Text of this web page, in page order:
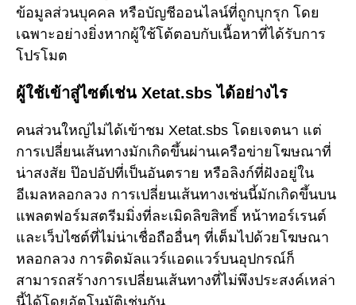
ข้อมูลส่วนบุคคล หรือบัญชีออนไลน์ที่ถูกบุกรุก โดย
เฉพาะอย่างยิ่งหากผู้ใช้โต้ตอบกับเนื้อหาที่ได้รับการ
โปรโมต
ผู้ใช้เข้าสู่ไซต์เช่น Xetat.sbs ได้อย่างไร
คนส่วนใหญ่ไม่ได้เข้าชม Xetat.sbs โดยเจตนา แต่
การเปลี่ยนเส้นทางมักเกิดขึ้นผ่านเครือข่ายโฆษณาที่
น่าสงสัย ป๊อปอัปที่เป็นอันตราย หรือลิงก์ที่ฝังอยู่ใน
อีเมลหลอกลวง การเปลี่ยนเส้นทางเช่นนี้มักเกิดขึ้นบน
แพลตฟอร์มสตรีมมิ่งที่ละเมิดลิขสิทธิ์ หน้าทอร์เรนต์
และเว็บไซต์ที่ไม่น่าเชื่อถืออื่นๆ ที่เต็มไปด้วยโฆษณา
หลอกลวง การติดมัลแวร์แอดแวร์บนอุปกรณ์ก็
สามารถสร้างการเปลี่ยนเส้นทางที่ไม่พึงประสงค์เหล่า
นี้ได้โดยอัตโนมัติเช่นกัน